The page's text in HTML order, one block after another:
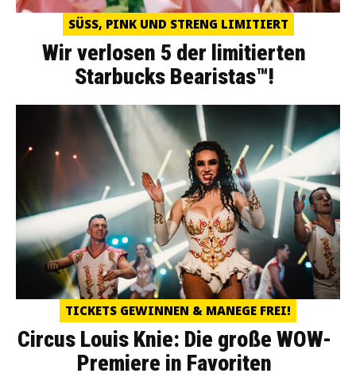
SÜSS, PINK UND STRENG LIMITIERT
Wir verlosen 5 der limitierten
Starbucks Bearistas™!
TICKETS GEWINNEN & MANEGE FREI!
Circus Louis Knie: Die große WOW-
Premiere in Favoriten